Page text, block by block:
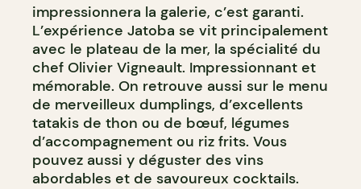
impressionnera la galerie, c’est garanti.
L’expérience Jatoba se vit principalement
avec le plateau de la mer, la spécialité du
chef Olivier Vigneault. Impressionnant et
mémorable. On retrouve aussi sur le menu
de merveilleux dumplings, d’excellents
tatakis de thon ou de bœuf, légumes
d’accompagnement ou riz frits. Vous
pouvez aussi y déguster des vins
abordables et de savoureux cocktails.